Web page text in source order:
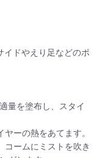
イドやえり足などのポ
量を塗布し、スタイ
ーの熱をあてます。
コームにミストを吹き